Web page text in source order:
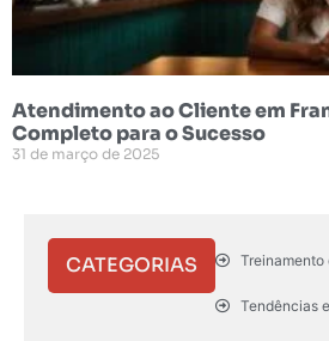
Atendimento ao Cliente em
Completo para o Sucesso
31 de março de 2025
CATEGORIAS Treinamento
Tendências